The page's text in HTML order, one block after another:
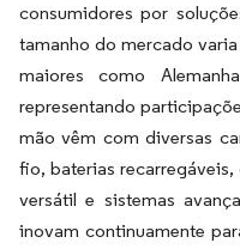
consumidores por
tamanho do mercado
maiores como
representando
mão vêm com diversas
fio, baterias
versátil e sistemas
inovam continuamente